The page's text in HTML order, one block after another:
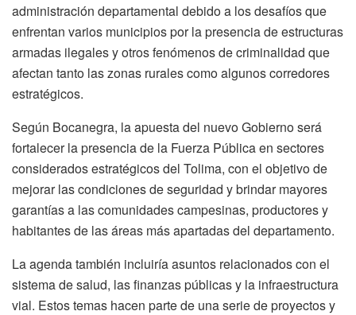
administración departamental debido a los desafíos que
enfrentan varios municipios por la presencia de estructuras
armadas ilegales y otros fenómenos de criminalidad que
afectan tanto las zonas rurales como algunos corredores
estratégicos.
Según Bocanegra, la apuesta del nuevo Gobierno será
fortalecer la presencia de la Fuerza Pública en sectores
considerados estratégicos del Tolima, con el objetivo de
mejorar las condiciones de seguridad y brindar mayores
garantías a las comunidades campesinas, productores y
habitantes de las áreas más apartadas del departamento.
La agenda también incluiría asuntos relacionados con el
sistema de salud, las finanzas públicas y la infraestructura
vial. Estos temas hacen parte de una serie de proyectos y